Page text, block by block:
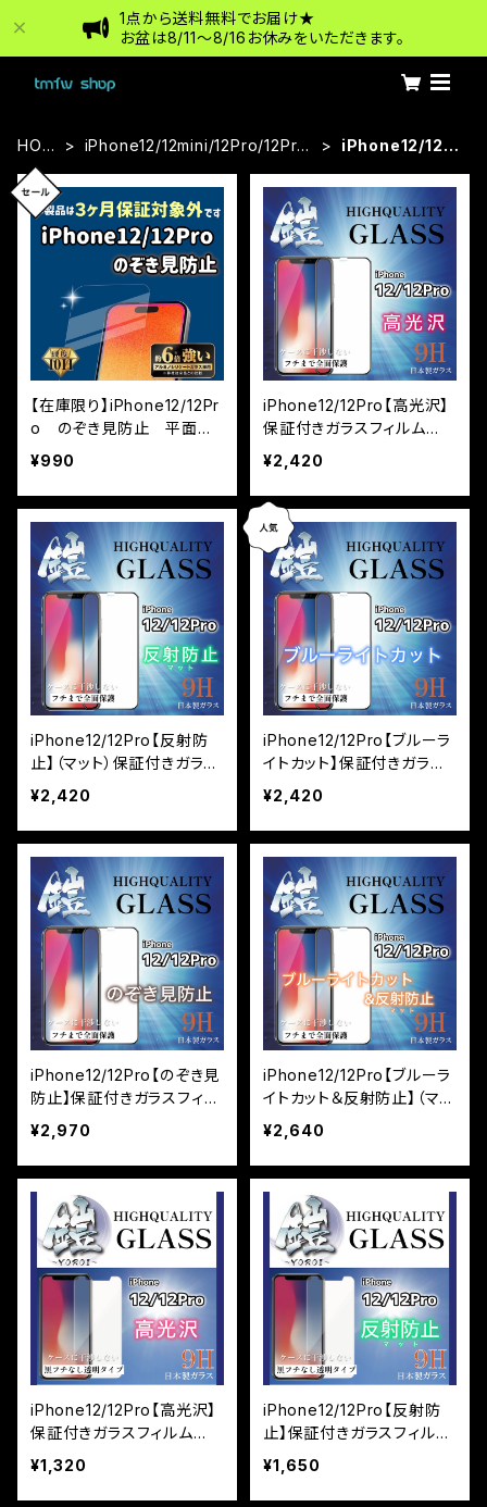
1点から送料無料でお届け★
お盆は8/11〜8/16お休みをいただきます。
HOM
iPhone12/12mini/12Pro/12Pro
iPhone12/12P
【在庫限り】iPhone12/12Pr
o のぞき見防止 平面フ
ルカバー ※3カ月保証付
¥990
iPhone12/12Pro【高光沢】
保証付きガラスフィルム
『鎧』全面フルカバー
¥2,420
iPhone12/12Pro【反射防
止】（マット）保証付きガラス
フィルム『鎧』全面フルカバ
¥2,420
iPhone12/12Pro【ブルーラ
イトカット】保証付きガラス
フィルム『鎧』全面フルカバ
¥2,420
iPhone12/12Pro【のぞき見
防止】保証付きガラスフィル
ム『鎧』全面フルカバー
¥2,970
iPhone12/12Pro【ブルーラ
イトカット＆反射防止】（マッ
ト）保証付きガラスフィルム
『鎧』全面フルカバー
¥2,640
iPhone12/12Pro【高光沢】
保証付きガラスフィルム
『鎧』平面タイプ
¥1,320
iPhone12/12Pro【反射防
止】保証付きガラスフィルム
『鎧』平面タイプ
¥1,650